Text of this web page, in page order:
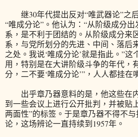
继30年代提出反对“唯武器论”之
“唯成分论”。他认为：“从阶级成分
系，是不利于团结的。从阶级成分来
系，与党所划分的先进、中间、落后
之处。我说‘唯成分论’就是指此。”
用，特别是在大讲阶级斗争的年代，
分，二不要‘唯成分论’”，人人都挂在
出乎章乃器意料的是，他这些在
到一些会议上进行公开批判，并被贴
两面性”的标签。于是章乃器不得不
论，这场辨论一直持续到1957年。